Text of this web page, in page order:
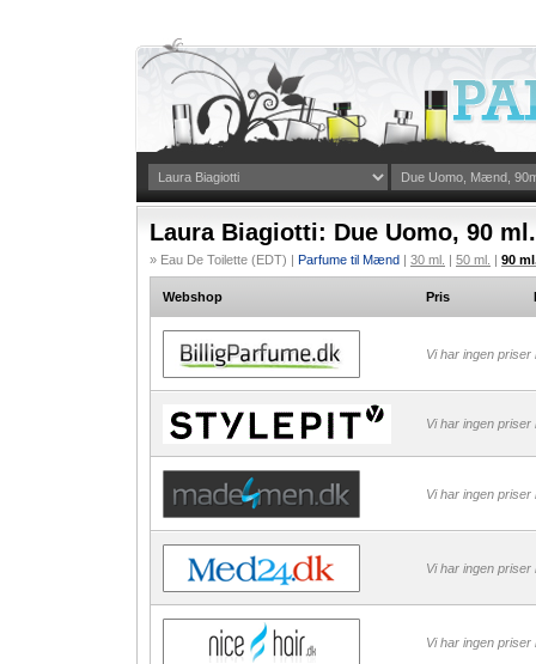
Laura Biagiotti: Due Uomo, 90 ml.
» Eau De Toilette (EDT) | Parfume til Mænd | 30 ml. | 50 ml. | 90
Webshop Pris
Vi har ingen
Vi har ingen
Vi har ingen
Vi har ingen
Vi har ingen